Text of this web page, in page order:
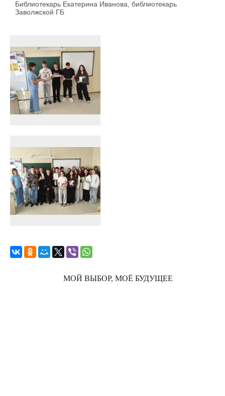
Библиотекарь Екатерина Иванова, библиотекарь
Заволжской ГБ
МОЙ ВЫБОР, МОЁ БУДУЩЕЕ